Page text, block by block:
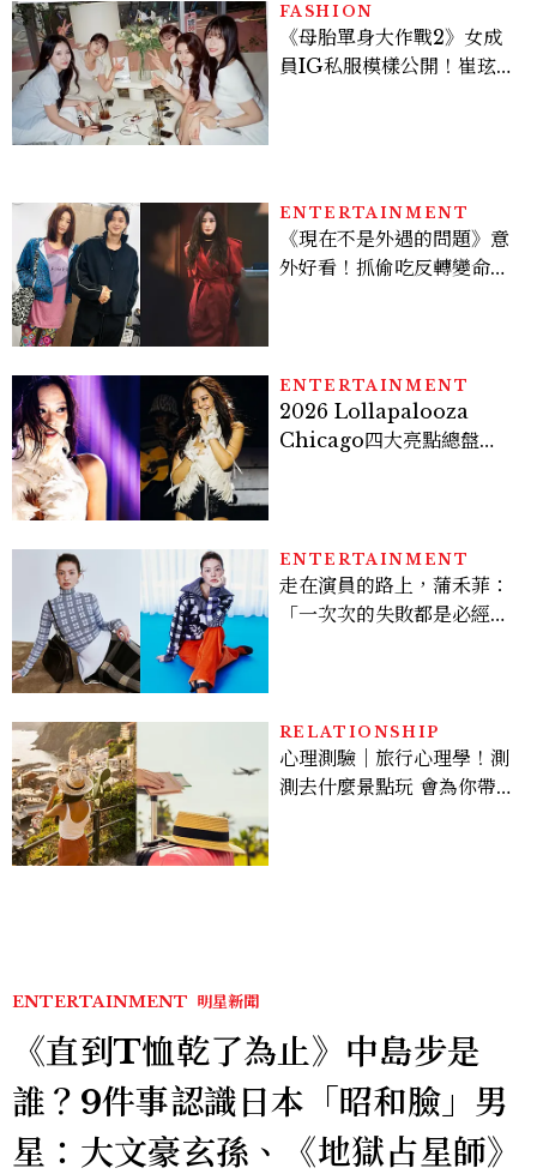
FASHION
《母胎單身大作戰2》女成
員IG私服模樣公開！崔玹諝
ENTERTAINMENT
《現在不是外遇的問題》意
外好看！抓偷吃反轉變命
看點懶人包
ENTERTAINMENT
2026 Lollapalooza
Chicago四大亮點總盤
ENTERTAINMENT
走在演員的路上，蒲禾菲：
「一次次的失敗都是必經過
RELATIONSHIP
心理測驗｜旅行心理學！測
測去什麼景點玩 會為你帶來
ENTERTAINMENT 明星新聞
《直到T恤乾了為止》中島步是
誰？9件事認識日本「昭和臉」男
星：大文豪玄孫、《地獄占星師》